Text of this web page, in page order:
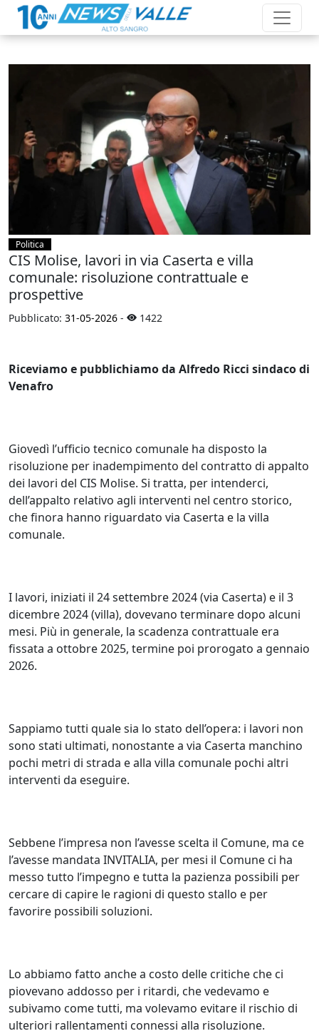
Politica
CIS Molise, lavori in via Caserta e villa
comunale: risoluzione contrattuale e
prospettive
Pubblicato: 31-05-2026 - 1422
Riceviamo e pubblichiamo da Alfredo Ricci sindaco di
Venafro
Giovedì l’ufficio tecnico comunale ha disposto la
risoluzione per inadempimento del contratto di appalto
dei lavori del CIS Molise. Si tratta, per intenderci,
dell’appalto relativo agli interventi nel centro storico,
che finora hanno riguardato via Caserta e la villa
comunale.
I lavori, iniziati il 24 settembre 2024 (via Caserta) e il 3
dicembre 2024 (villa), dovevano terminare dopo alcuni
mesi. Più in generale, la scadenza contrattuale era
fissata a ottobre 2025, termine poi prorogato a gennaio
2026.
Sappiamo tutti quale sia lo stato dell’opera: i lavori non
sono stati ultimati, nonostante a via Caserta manchino
pochi metri di strada e alla villa comunale pochi altri
interventi da eseguire.
Sebbene l’impresa non l’avesse scelta il Comune, ma ce
l’avesse mandata INVITALIA, per mesi il Comune ci ha
messo tutto l’impegno e tutta la pazienza possibili per
cercare di capire le ragioni di questo stallo e per
favorire possibili soluzioni.
Lo abbiamo fatto anche a costo delle critiche che ci
piovevano addosso per i ritardi, che vedevamo e
subivamo come tutti, ma volevamo evitare il rischio di
ulteriori rallentamenti connessi alla risoluzione.